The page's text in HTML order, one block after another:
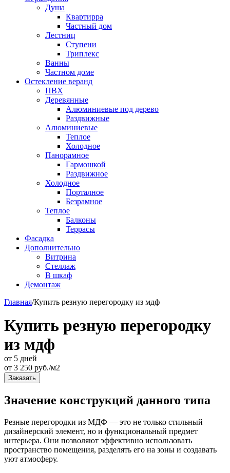
Душа
Квартирра
Частный дом
Лестниц
Ступени
Триплекс
Ванны
Частном доме
Остекление веранд
ПВХ
Деревянные
Алюминиевые под дерево
Раздвижные
Алюминиевые
Теплое
Холодное
Панорамное
Гармошкой
Раздвижное
Холодное
Порталное
Безрамное
Теплое
Балконы
Террасы
Фасадка
Дополнительно
Витрина
Стеллаж
В шкаф
Демонтаж
Главная/Купить резную перегородку из мдф
Купить резную перегородку
из мдф
от 5 дней
от 3 250 руб./м2
Заказать
Значение конструкций данного типа
Резные перегородки из МДФ — это не только стильный
дизайнерский элемент, но и функциональный предмет
интерьера. Они позволяют эффективно использовать
пространство помещения, разделять его на зоны и создавать
уют атмосферу.